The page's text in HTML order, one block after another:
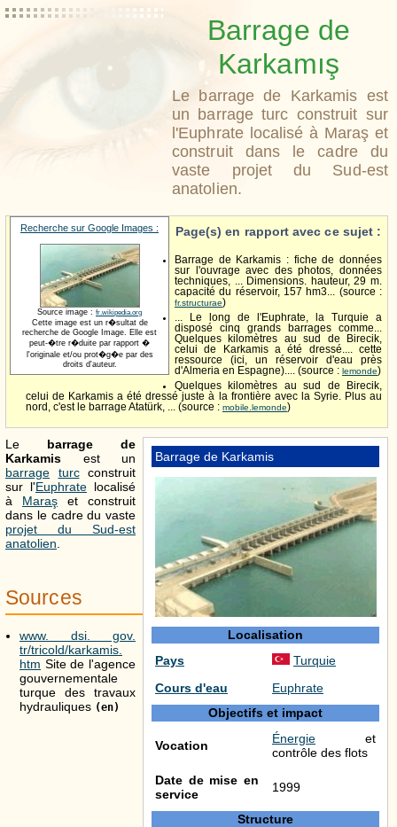
Barrage de
Karkamış
Le barrage de Karkamis est
un barrage turc construit sur
l'Euphrate localisé à Maraş et
construit dans le cadre du
vaste projet du Sud-est
anatolien.
Recherche sur Google Images :
Source image : fr.wikipedia.org
Cette image est un r�sultat de
recherche de Google Image. Elle est
peut-�tre r�duite par rapport �
l'originale et/ou prot�g�e par des
droits d'auteur.
Page(s) en rapport avec ce sujet :
Barrage de Karkamis : fiche de données
sur l'ouvrage avec des photos, données
techniques, ... Dimensions. hauteur, 29 m.
capacité du réservoir, 157 hm3... (source :
fr.structurae)
... Le long de l'Euphrate, la Turquie a
disposé cinq grands barrages comme...
Quelques kilomètres au sud de Birecik,
celui de Karkamis a été dressé.... cette
ressource (ici, un réservoir d'eau près
d'Almeria en Espagne).... (source : lemonde)
Quelques kilomètres au sud de Birecik,
celui de Karkamis a été dressé juste à la frontière avec la Syrie. Plus au
nord, c'est le barrage Atatürk, ... (source : mobile.lemonde)
Barrage de Karkamis
Localisation
Pays
Turquie
Cours d'eau
Euphrate
Objectifs et impact
Vocation Énergie et
contrôle des flots
Date de mise en
service
1999
Structure
Le barrage de
Karkamis est un
barrage
turcconstruit
sur l'Euphrate localisé
à Maraş et construit
dans le cadre du vaste
projet du Sud-est
anatolien
Sources
www. dsi. gov.
tr/tricold/karkamis.
htm Site de l'agence
gouvernementale
turque des travaux
hydrauliques (en)